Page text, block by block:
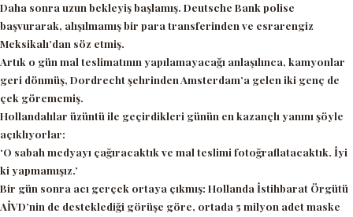
Daha sonra uzun bekleyiş başlamış. Deutsche Bank polise
başvurarak, alışılmamış bir para transferinden ve esrarengiz
Meksikalı’dan söz etmiş.
Artık o gün mal teslimatının yapılamayacağı anlaşılınca, kamyonlar
geri dönmüş, Dordrecht şehrinden Amsterdam’a gelen iki genç de
çek görememiş.
Hollandalılar üzüntü ile geçirdikleri günün en kazançlı yanını şöyle
açıklıyorlar:
‘O sabah medyayı çağıracaktık ve mal teslimi fotoğraflatacaktık. İyi
ki yapmamışız.’
Bir gün sonra acı gerçek ortaya çıkmış: Hollanda İstihbarat Örgütü
AİVD’nin de desteklediği görüşe göre, ortada 5 milyon adet maske